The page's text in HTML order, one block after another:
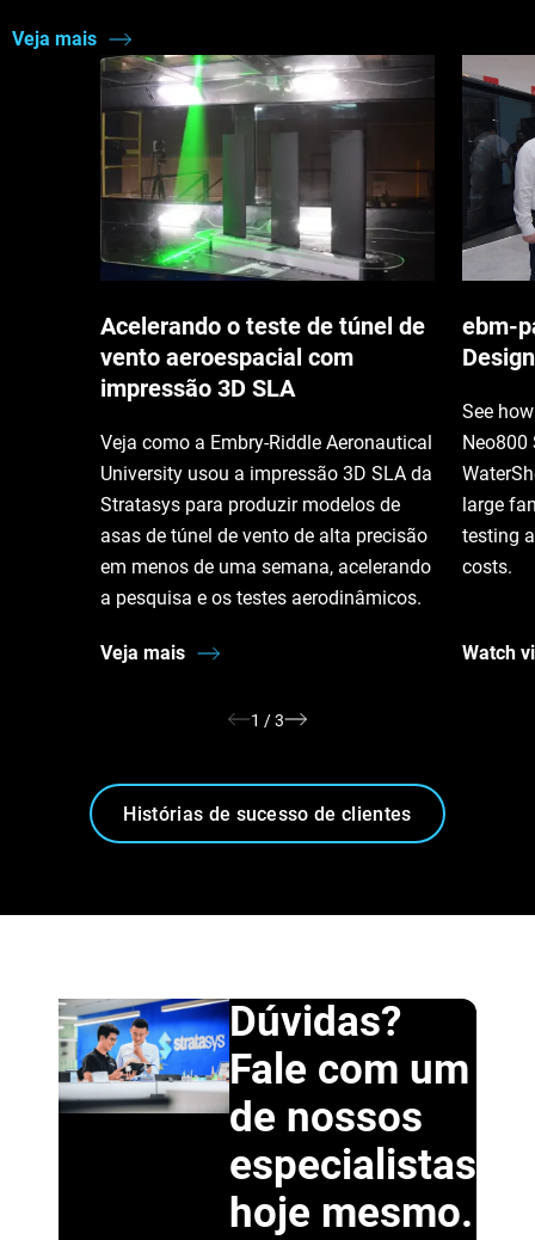
Veja mais
Acelerando o teste de túnel de
vento aeroespacial com
impressão 3D SLA
Veja como a Embry-Riddle Aeronautical
University usou a impressão 3D SLA da
Stratasys para produzir modelos de
asas de túnel de vento de alta precisão
em menos de uma semana, acelerando
a pesquisa e os testes aerodinâmicos.
Veja mais
See
Neo800
large
testing
costs.
Watch
1 /3
Histórias de sucesso de clientes
Dúvidas?
Fale com um
de nossos
especialistas
hoje mesmo.